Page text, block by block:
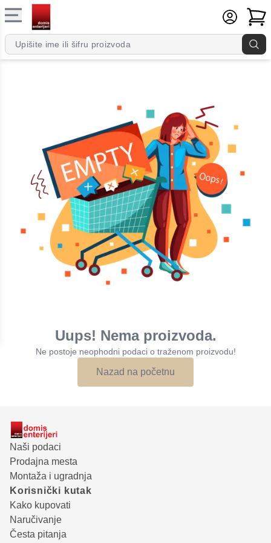
Uups! Nema proizvoda.
Ne postoje neophodni podaci o traženom proizvodu!
Nazad na početnu
Naši podaci
Prodajna mesta
Montaža i ugradnja
Korisnički kutak
Kako kupovati
Naručivanje
Česta pitanja